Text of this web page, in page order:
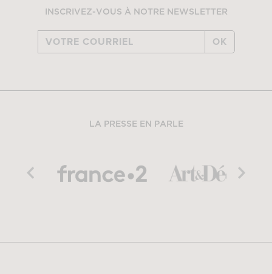
INSCRIVEZ-VOUS À NOTRE NEWSLETTER
OK
LA PRESSE EN PARLE